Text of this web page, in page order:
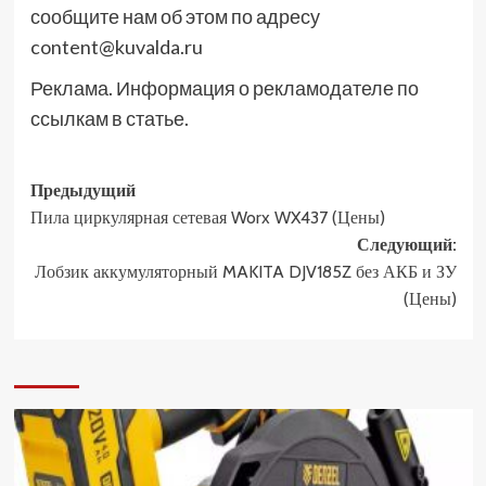
сообщите нам об этом по адресу
content@kuvalda.ru
Реклама. Информация о рекламодателе по
ссылкам в статье.
Навигация
записи
Предыдущий
Пила циркулярная сетевая Worx WX437 (Цены)
Следующий:
Лобзик аккумуляторный MAKITA DJV185Z без АКБ и ЗУ
(Цены)